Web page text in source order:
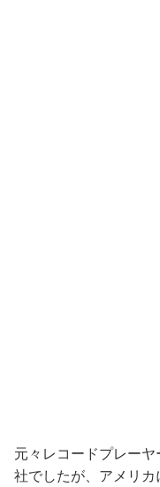
元々レコードプレー
社でしたが、アメリ